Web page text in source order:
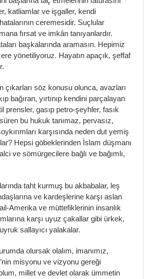
katliamlar ve işgaller, kendi
ceremesidir. Suçlular
fırsat ve imkân tanıyanlardır.
başkalarında aramasın. Hepimiz
yönetiliyoruz. Hayatın apaçık, şeffaf
çıkarları söz konusu olunca, avazları
bağıran, yırtınıp kendini parçalayan
prensler, gasıp petro-şeyhler, fasık
bu hukuk tanımaz, pervasız,
karşısında neden dut yemiş
Hepsi göbeklerinden İslam düşmanı
ve sömürgecilere bağlı ve bağımlı,
taht kurmuş bu akbabalar, leş
ve kardeşlerine karşı aslan
Amerika ve müttefiklerinin insanlık
karşı uyuz çakallar gibi ürkek,
sallayıcı yalakalar.
olursak olalım, imanımız,
misyonu ve vizyonu gereği
millet ve devlet olarak ümmetin